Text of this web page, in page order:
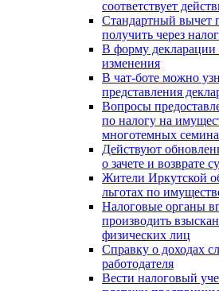
соответствует
Стандартный
получить через
В форму
изменения
В чат-боте можно
представления
Вопросы
по налогу на
многотемных
Действуют
о зачете и возврате
Жители Иркутской
льготах по
Налоговые органы
производить
физических лиц
Справку о доходах
работодателя
Вести налоговый